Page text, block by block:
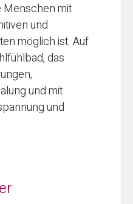
Menschen mit
und
möglich ist. Auf
das
und mit
und